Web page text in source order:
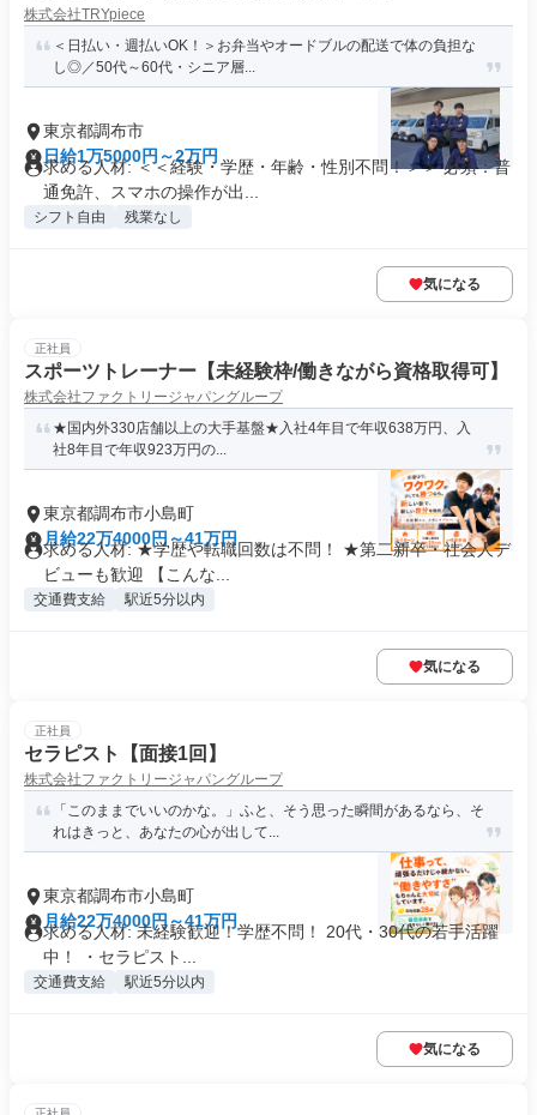
株式会社TRYpiece
＜日払い・週払いOK！＞お弁当やオードブルの配送で体の負担な
し◎／50代～60代・シニア層...
東京都調布市
日給1万5000円～2万円
求める人材: ＜＜経験・学歴・年齢・性別不問！＞＞ 必須：普
通免許、スマホの操作が出...
シフト自由 残業なし
気になる
正社員
スポーツトレーナー【未経験枠/働きながら資格取得可】
株式会社ファクトリージャパングループ
★国内外330店舗以上の大手基盤★入社4年目で年収638万円、入
社8年目で年収923万円の...
東京都調布市小島町
月給22万4000円～41万円
求める人材: ★学歴や転職回数は不問！ ★第二新卒・社会人デ
ビューも歓迎 【こんな...
交通費支給 駅近5分以内
気になる
正社員
セラピスト【面接1回】
株式会社ファクトリージャパングループ
「このままでいいのかな。」ふと、そう思った瞬間があるなら、そ
れはきっと、あなたの心が出して...
東京都調布市小島町
月給22万4000円～41万円
求める人材: 未経験歓迎！学歴不問！ 20代・30代の若手活躍
中！ ・セラピスト...
交通費支給 駅近5分以内
気になる